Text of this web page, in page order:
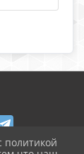
политикой